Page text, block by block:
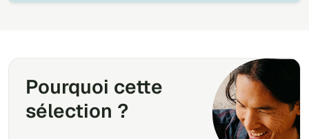
Pourquoi cette
sélection ?